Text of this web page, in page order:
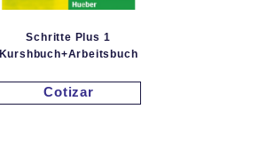
Schritte Plus 1
Kurshbuch+Arbeitsbuch
Cotizar